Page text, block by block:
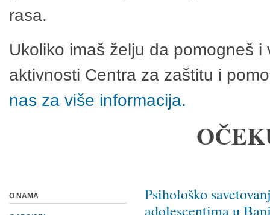
rasa.
Ukoliko imaš želju da pomogneš
aktivnosti Centra za zaštitu i
nas za više informacija.
Psihološko
adolescentima u
O NAMA